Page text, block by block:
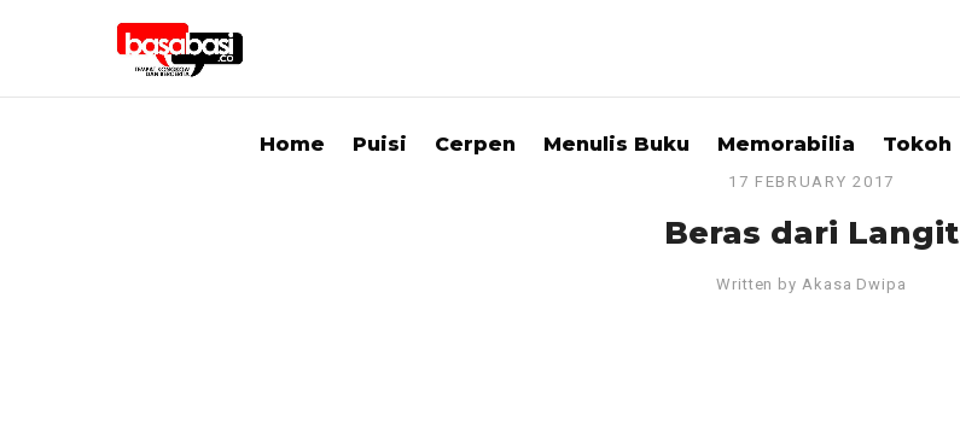
Home Puisi Cerpen Menulis Buku Memorabilia Tokoh
17 FEBRUARY 2017
Beras dari Langit
Written by Akasa Dwipa